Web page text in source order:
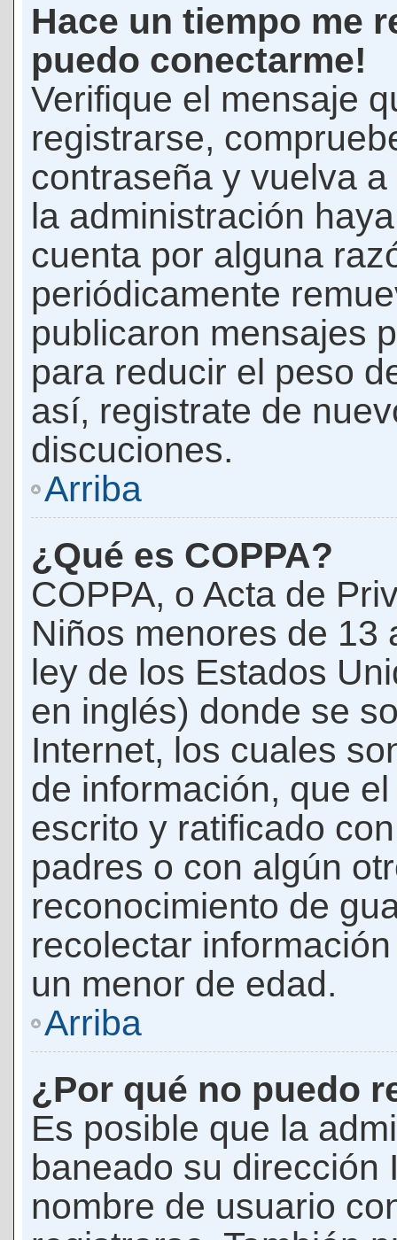
Hace un tiempo me
puedo conectarme!
Verifique el mensaje
registrarse,
contraseña y vuelva
la administración
cuenta por alguna
periódicamente
publicaron mensajes
para reducir el peso
así, registrate de
discuciones.
Arriba
¿Qué es COPPA?
COPPA, o Acta de
Niños menores de 13
ley de los Estados
en inglés) donde se
Internet, los cuales
de información, que
escrito y ratificado
padres o con algún
reconocimiento de
recolectar
un menor de edad.
Arriba
¿Por qué no puedo
Es posible que la
baneado su dirección
nombre de usuario